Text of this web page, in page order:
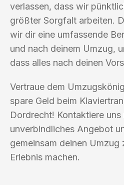
verlassen, dass wir
größter Sorgfalt arbeiten.
wir dir eine umfassende
und nach deinem Umzug,
dass alles nach deinen
Vertraue dem
spare Geld beim
Dordrecht! Kontaktiere
unverbindliches Angebot
gemeinsam deinen Umzug
Erlebnis machen.